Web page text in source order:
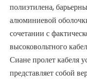
полиэтилена,
алюминиевой
сочетании с
высоковольтного
Сиане пролет кабеля
представляет собой